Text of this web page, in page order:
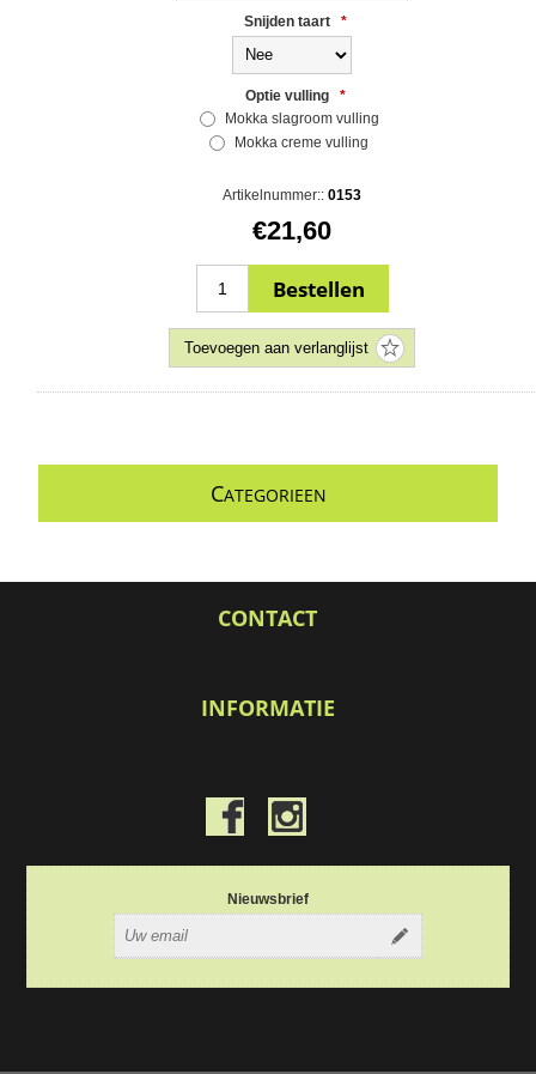
Snijden taart *
Optie vulling
*
Mokka slagroom vulling
Mokka creme vulling
Artikelnummer:: 0153
€21,60
CATEGORIEEN
CONTACT
INFORMATIE
Nieuwsbrief